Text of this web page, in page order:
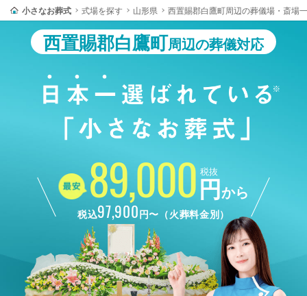
小さなお葬式 式場を探す 山形県 西置賜郡白鷹町周辺の葬儀場・斎場
西置賜郡白鷹町周辺の葬儀対応
89,000 税抜
円から
税込97,900円〜（火葬料金別）